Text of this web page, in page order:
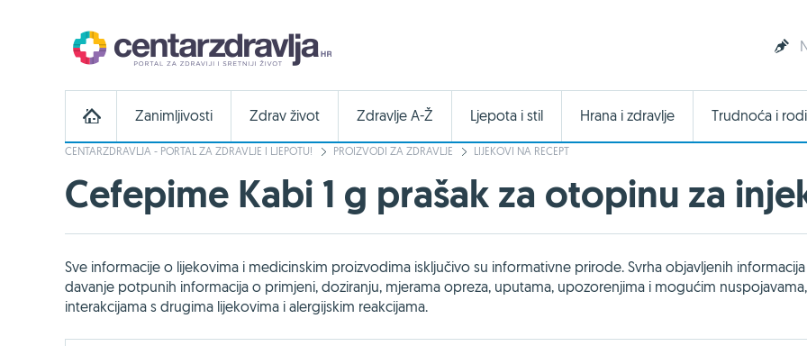
Zanimljivosti Zdrav život Zdravlje A-Ž Ljepota i stil Hrana i zdravlje Trudnoća i
CENTARZDRAVLJA - PORTAL ZA ZDRAVLJE I LJEPOTU! PROIZVODI ZA ZDRAVLJE LIJEKOVI NA RECEPT
Cefepime Kabi 1 g prašak za otopinu za
Sve informacije o lijekovima i medicinskim proizvodima isključivo su informativne prirode. Svrha objavljenih
davanje potpunih informacija o primjeni, doziranju, mjerama opreza, uputama, upozorenjima i mogućim nuspojavama,
interakcijama s drugima lijekovima i alergijskim reakcijama.